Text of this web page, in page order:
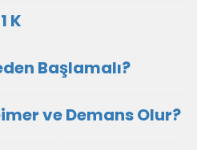
K
Başlamalı?
ve Demans Olur?